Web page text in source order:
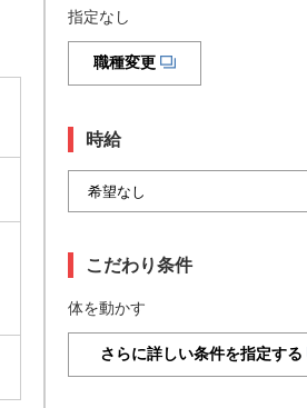
指定なし
職種変更
時給
こだわり条件
体を動かす
さらに詳しい条件を指定する